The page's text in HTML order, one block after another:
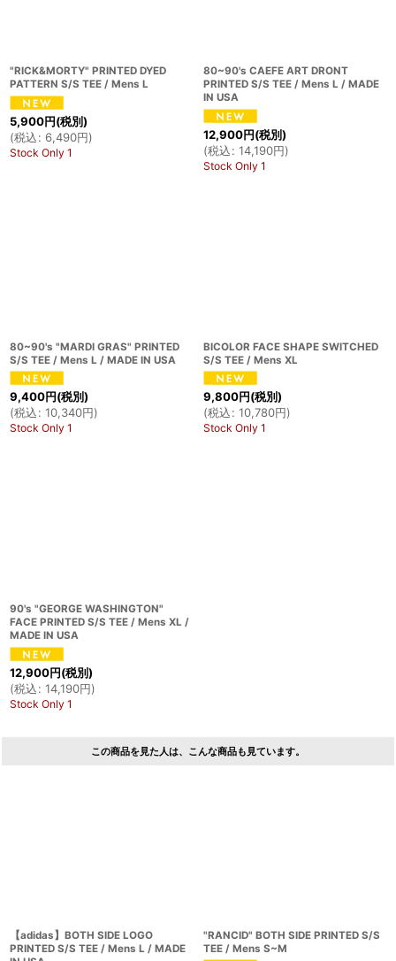
"RICK&MORTY" PRINTED DYED
PATTERN S/S TEE / Mens L
5,900円(税別)
(税込: 6,490円)
Stock Only 1
80~90's CAEFE ART DRONT
PRINTED S/S TEE / Mens L / MADE
IN USA
12,900円(税別)
(税込: 14,190円)
Stock Only 1
80~90's "MARDI GRAS" PRINTED
S/S TEE / Mens L / MADE IN USA
9,400円(税別)
(税込: 10,340円)
Stock Only 1
BICOLOR FACE SHAPE SWITCHED
S/S TEE / Mens XL
9,800円(税別)
(税込: 10,780円)
Stock Only 1
90's "GEORGE WASHINGTON"
FACE PRINTED S/S TEE / Mens XL /
MADE IN USA
12,900円(税別)
(税込: 14,190円)
Stock Only 1
この商品を見た人は、こんな商品も見ています。
【adidas】BOTH SIDE LOGO
PRINTED S/S TEE / Mens L / MADE
"RANCID" BOTH SIDE PRINTED S/S
TEE / Mens S~M